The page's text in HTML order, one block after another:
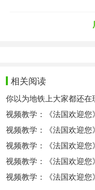
Françoise: D’accord,
Vincent: Merci
AUX GALERIES
Françoise: J’aime
Vincent: Oui.
Françoise : Elle est un
Vincent: On n’a pas
Françoise: Mais, tu
le temps.
相关阅读
你以为地铁上大家都还
视频教学：《法国欢迎
视频教学：《法国欢迎
视频教学：《法国欢迎
视频教学：《法国欢迎您
视频教学：《法国欢迎您